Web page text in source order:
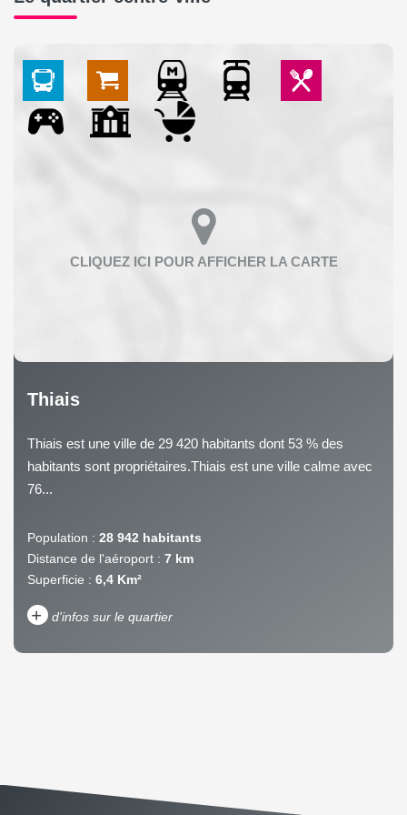
Thiais
Thiais est une ville de 29 420 habitants dont 53 % des
habitants sont propriétaires.Thiais est une ville calme avec
76...
Population : 28 942 habitants
Distance de l'aéroport : 7 km
Superficie : 6,4 Km²
+ d'infos sur le quartier
TAUX DE PROPRIÉTAIRES